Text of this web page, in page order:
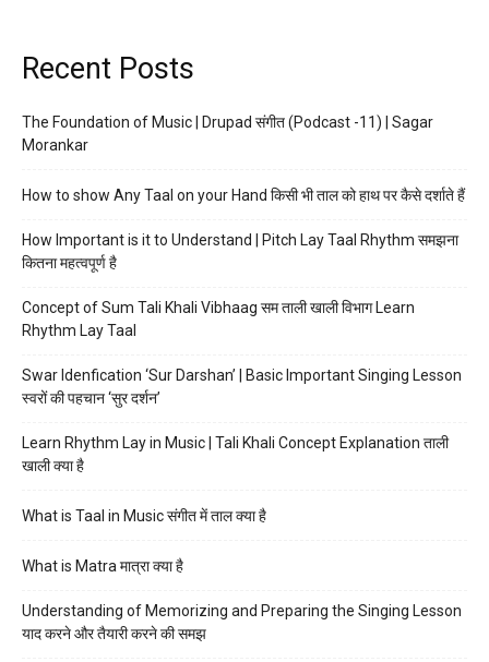
Recent Posts
The Foundation of Music | Drupad संगीत (Podcast -11) | Sagar
Morankar
How to show Any Taal on your Hand किसी भी ताल को हाथ पर कैसे दर्शाते हैं
How Important is it to Understand | Pitch Lay Taal Rhythm समझना
कितना महत्वपूर्ण है
Concept of Sum Tali Khali Vibhaag सम ताली खाली विभाग Learn
Rhythm Lay Taal
Swar Idenfication ‘Sur Darshan’ | Basic Important Singing Lesson
स्वरों की पहचान ‘सुर दर्शन’
Learn Rhythm Lay in Music | Tali Khali Concept Explanation ताली
खाली क्या है
What is Taal in Music संगीत में ताल क्या है
What is Matra मात्रा क्या है
Understanding of Memorizing and Preparing the Singing Lesson
याद करने और तैयारी करने की समझ